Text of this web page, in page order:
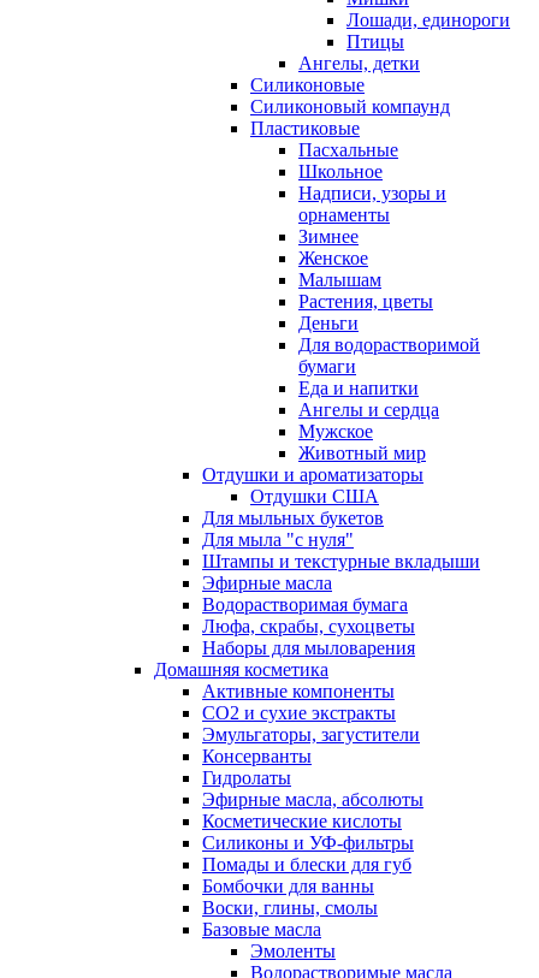
Лошади, единороги
Птицы
Ангелы, детки
Силиконовые
Силиконовый компаунд
Пластиковые
Пасхальные
Школьное
Надписи, узоры и
орнаменты
Зимнее
Женское
Малышам
Растения, цветы
Деньги
Для водорастворимой
бумаги
Еда и напитки
Ангелы и сердца
Мужское
Животный мир
Отдушки и ароматизаторы
Отдушки США
Для мыльных букетов
Для мыла "с нуля"
Штампы и текстурные вкладыши
Эфирные масла
Водорастворимая бумага
Люфа, скрабы, сухоцветы
Наборы для мыловарения
Домашняя косметика
Активные компоненты
СО2 и сухие экстракты
Эмульгаторы, загустители
Консерванты
Гидролаты
Эфирные масла, абсолюты
Косметические кислоты
Силиконы и УФ-фильтры
Помады и блески для губ
Бомбочки для ванны
Воски, глины, смолы
Базовые масла
Эмоленты
Водорастворимые масла